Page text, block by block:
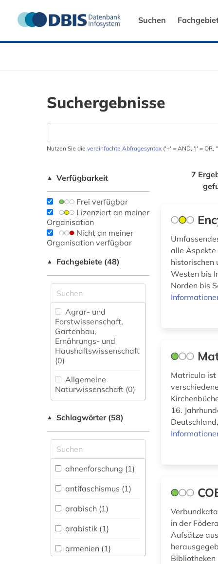
Suchen
Suchergebnisse
Nutzen Sie die vereinfachte Abfragesyntax ('+' = AND, '|' = OR,
▲ Verfügbarkeit
Frei verfügbar
Lizenziert an meiner
Organisation
Nicht an meiner
Organisation verfügbar
▲ Fachgebiete (48)
Agrar- und
Forstwissenschaft,
Gartenbau,
Ernährungs- und
Haushaltswissenschaft
(0)
Allgemeine
Naturwissenschaft (0)
fachübergreifende
Allgemeine und
vergleichende Sprach-
und
Literaturwissenschaft.
Indogermanistik.
Sprachen und
Literaturen (1)
Anglistik.
Amerikanistik (0)
▲ Schlagwörter (58)
ahnenforschung (1)
antifaschismus (1)
arabisch (1)
arabistik (1)
armenien (1)
7
alle Aspekte
historischen
Westen bis
Norden bis
Matricula
16.
in der
Aufsätze
Bibliotheken